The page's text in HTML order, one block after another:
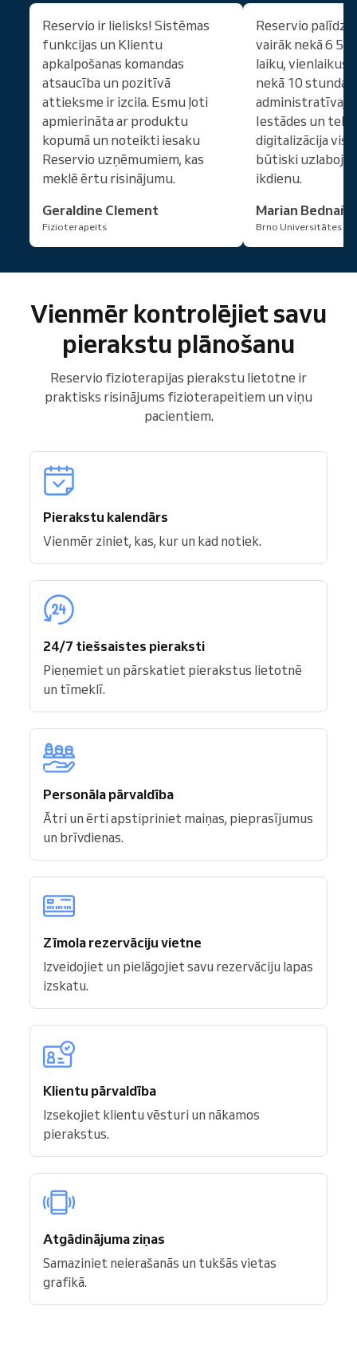
Reservio ir lielisks! Sistēmas
funkcijas un Klientu
apkalpošanas komandas
atsaucība un pozitīvā
attieksme ir izcila. Esmu ļoti
apmierināta ar produktu
kopumā un noteikti iesaku
Reservio uzņēmumiem, kas
meklē ērtu risinājumu.
Geraldine Clement
Fizioterapeits
Reservio palīdz
vairāk nekā 6
laiku, vienlaikus
nekā 10 stundas
Iestādes un
digitalizācija
būtiski
ikdienu.
Marian Bednařík
Brno Universitātes
Vienmēr kontrolējiet savu
pierakstu plānošanu
Reservio fizioterapijas pierakstu lietotne ir
praktisks risinājums fizioterapeitiem un viņu
pacientiem.
Pierakstu kalendārs
Vienmēr ziniet, kas, kur un kad notiek.
24/7 tiešsaistes pieraksti
Pieņemiet un pārskatiet pierakstus lietotnē
un tīmeklī.
Personāla pārvaldība
Ātri un ērti apstipriniet maiņas, pieprasījumus
un brīvdienas.
Zīmola rezervāciju vietne
Izveidojiet un pielāgojiet savu rezervāciju lapas
izskatu.
Klientu pārvaldība
Izsekojiet klientu vēsturi un nākamos
pierakstus.
Atgādinājuma ziņas
Samaziniet neierašanās un tukšās vietas
grafikā.